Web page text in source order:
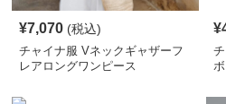
¥7,070 (税込)
チャイナ服 Vネックギャザーフ
レアロングワンピース
¥